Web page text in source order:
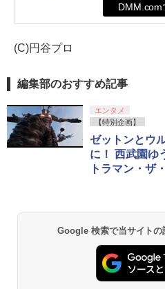
DMM.com
(C)円谷プロ
編集部のおすすめ記事
エンタメ
【特別企画】
ゼットンとウ
に！ 西武園ゆ
トラマン・ザ
Google 検索で当サイトの